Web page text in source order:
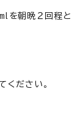
を朝晩２回程と
ください。